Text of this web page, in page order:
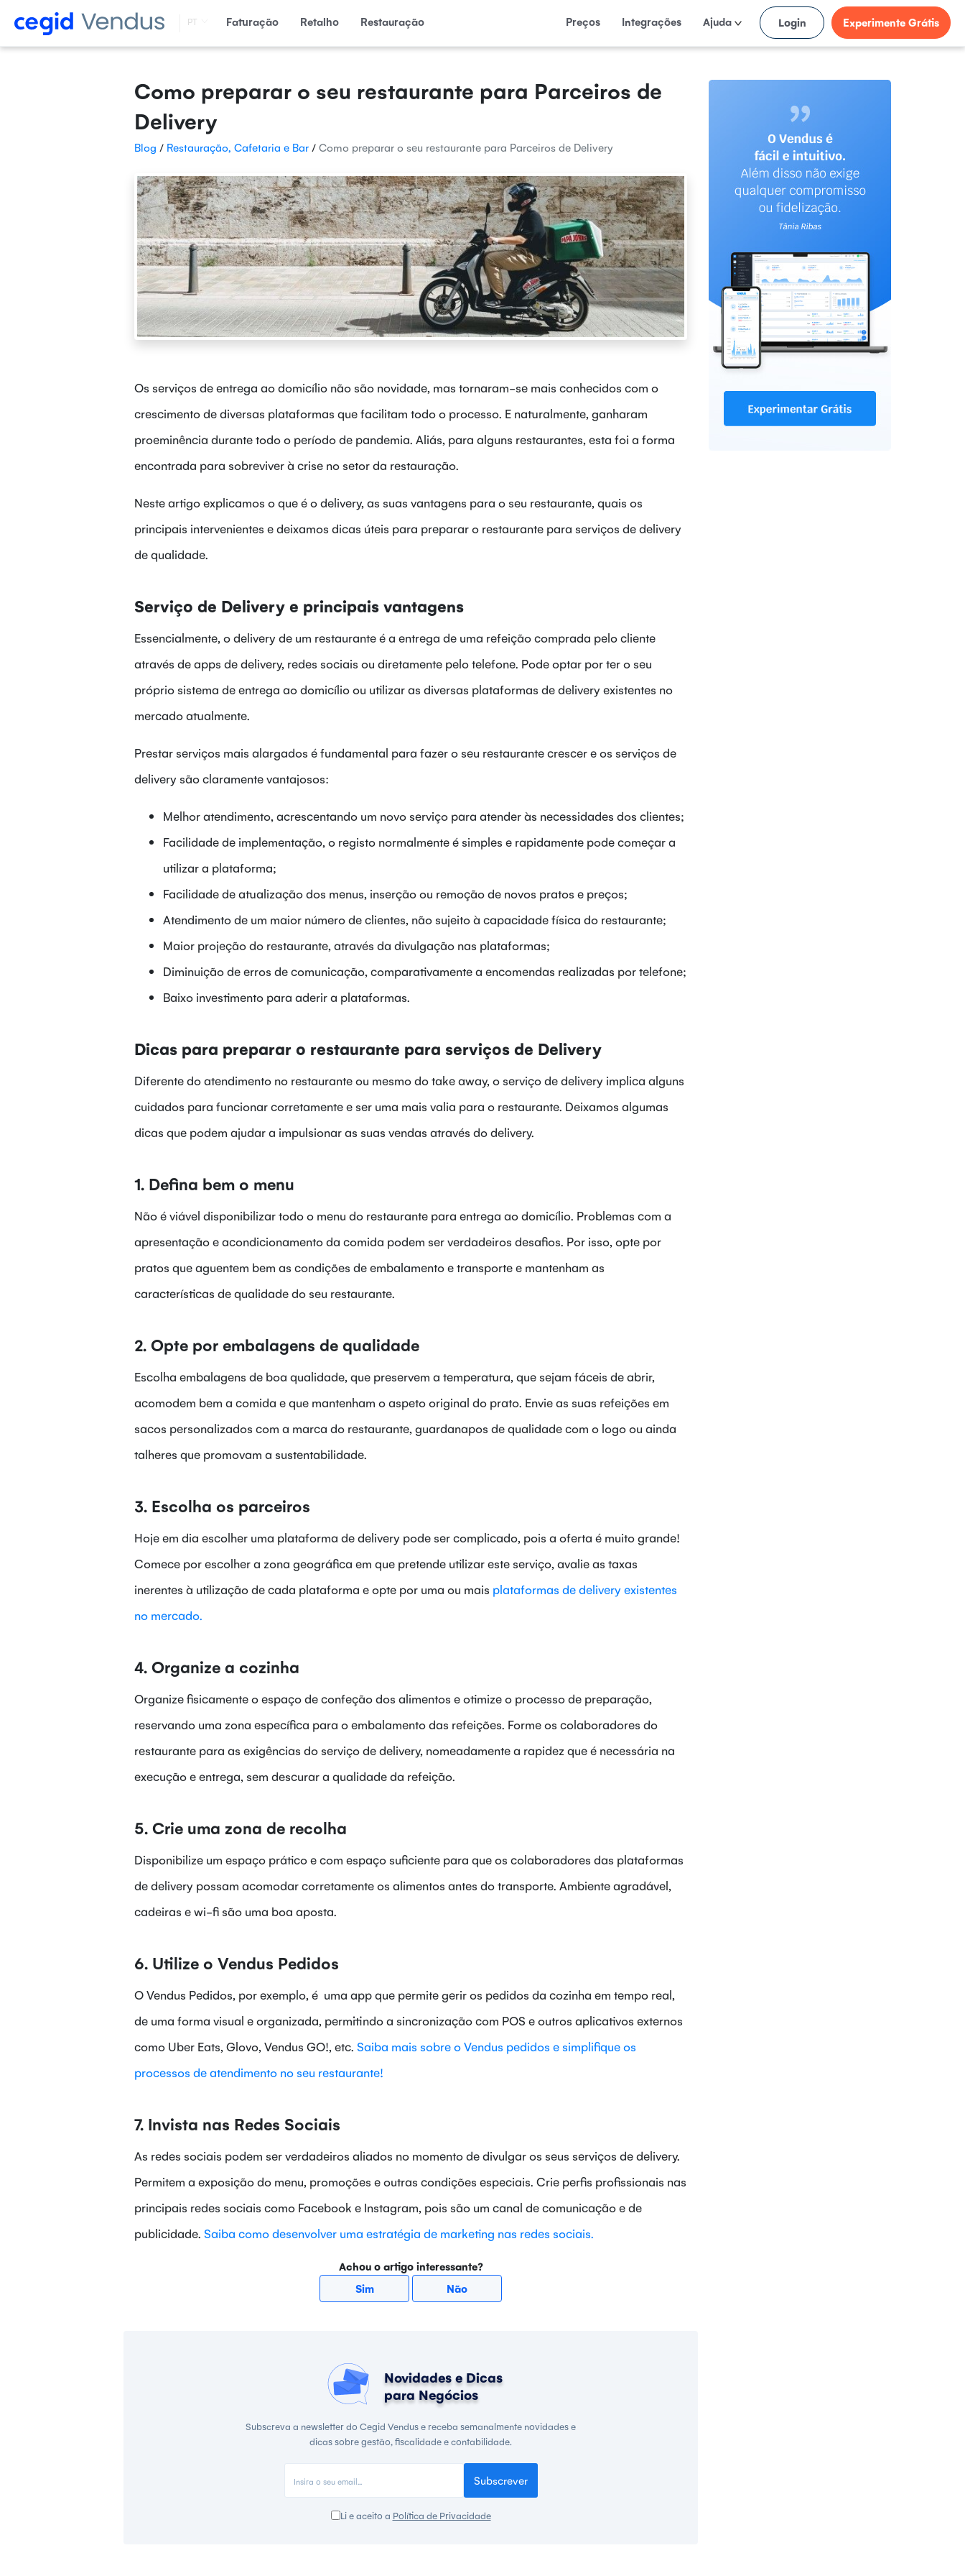
PT Faturação Retalho Restauração Preços Integrações Ajuda Login Experimente Grátis
Como preparar o seu restaurante para Parceiros de
Delivery
Blog / Restauração, Cafetaria e Bar / Como preparar o seu restaurante para Parceiros de Delivery
Os serviços de entrega ao domicílio não são novidade, mas tornaram-se mais conhecidos com o
crescimento de diversas plataformas que facilitam todo o processo. E naturalmente, ganharam
proeminência durante todo o período de pandemia. Aliás, para alguns restaurantes, esta foi a forma
encontrada para sobreviver à crise no setor da restauração.
Neste artigo explicamos o que é o delivery, as suas vantagens para o seu restaurante, quais os
principais intervenientes e deixamos dicas úteis para preparar o restaurante para serviços de delivery
de qualidade.
Serviço de Delivery e principais vantagens
Essencialmente, o delivery de um restaurante é a entrega de uma refeição comprada pelo cliente
através de apps de delivery, redes sociais ou diretamente pelo telefone. Pode optar por ter o seu
próprio sistema de entrega ao domicílio ou utilizar as diversas plataformas de delivery existentes no
mercado atualmente.
Prestar serviços mais alargados é fundamental para fazer o seu restaurante crescer e os serviços de
delivery são claramente vantajosos:
Melhor atendimento, acrescentando um novo serviço para atender às necessidades dos clientes;
Facilidade de implementação, o registo normalmente é simples e rapidamente pode começar a
utilizar a plataforma;
Facilidade de atualização dos menus, inserção ou remoção de novos pratos e preços;
Atendimento de um maior número de clientes, não sujeito à capacidade física do restaurante;
Maior projeção do restaurante, através da divulgação nas plataformas;
Diminuição de erros de comunicação, comparativamente a encomendas realizadas por telefone;
Baixo investimento para aderir a plataformas.
Dicas para preparar o restaurante para serviços de Delivery
Diferente do atendimento no restaurante ou mesmo do take away, o serviço de delivery implica alguns
cuidados para funcionar corretamente e ser uma mais valia para o restaurante. Deixamos algumas
dicas que podem ajudar a impulsionar as suas vendas através do delivery.
1. Defina bem o menu
Não é viável disponibilizar todo o menu do restaurante para entrega ao domicílio. Problemas com a
apresentação e acondicionamento da comida podem ser verdadeiros desafios. Por isso, opte por
pratos que aguentem bem as condições de embalamento e transporte e mantenham as
características de qualidade do seu restaurante.
2. Opte por embalagens de qualidade
Escolha embalagens de boa qualidade, que preservem a temperatura, que sejam fáceis de abrir,
acomodem bem a comida e que mantenham o aspeto original do prato. Envie as suas refeições em
sacos personalizados com a marca do restaurante, guardanapos de qualidade com o logo ou ainda
talheres que promovam a sustentabilidade.
3. Escolha os parceiros
Hoje em dia escolher uma plataforma de delivery pode ser complicado, pois a oferta é muito grande!
Comece por escolher a zona geográfica em que pretende utilizar este serviço, avalie as taxas
inerentes à utilização de cada plataforma e opte por uma ou mais plataformas de delivery existentes
no mercado.
4. Organize a cozinha
Organize fisicamente o espaço de confeção dos alimentos e otimize o processo de preparação,
reservando uma zona específica para o embalamento das refeições. Forme os colaboradores do
restaurante para as exigências do serviço de delivery, nomeadamente a rapidez que é necessária na
execução e entrega, sem descurar a qualidade da refeição.
5. Crie uma zona de recolha
Disponibilize um espaço prático e com espaço suficiente para que os colaboradores das plataformas
de delivery possam acomodar corretamente os alimentos antes do transporte. Ambiente agradável,
cadeiras e wi-fi são uma boa aposta.
6. Utilize o Vendus Pedidos
O Vendus Pedidos, por exemplo, é uma app que permite gerir os pedidos da cozinha em tempo real,
de uma forma visual e organizada, permitindo a sincronização com POS e outros aplicativos externos
como Uber Eats, Glovo, Vendus GO!, etc. Saiba mais sobre o Vendus pedidos e simplifique os
processos de atendimento no seu restaurante!
7. Invista nas Redes Sociais
As redes sociais podem ser verdadeiros aliados no momento de divulgar os seus serviços de delivery.
Permitem a exposição do menu, promoções e outras condições especiais. Crie perfis profissionais nas
principais redes sociais como Facebook e Instagram, pois são um canal de comunicação e de
publicidade. Saiba como desenvolver uma estratégia de marketing nas redes sociais.
Achou o artigo interessante?
Sim
Não
Novidades e Dicas
para Negócios
Subscreva a newsletter do Cegid Vendus e receba semanalmente novidades e
dicas sobre gestão, fiscalidade e contabilidade.
Subscrever
Li e aceito a Política de Privacidade